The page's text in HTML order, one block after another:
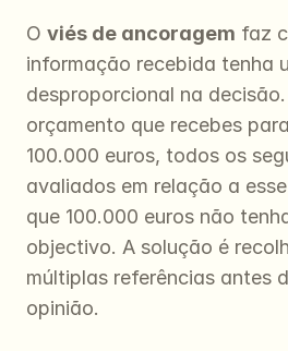
O viés de ancoragem faz
informação recebida tenha
desproporcional na
orçamento que recebes
100.000 euros, todos os
avaliados em relação a
que 100.000 euros não
objectivo. A solução é
múltiplas referências antes
opinião.